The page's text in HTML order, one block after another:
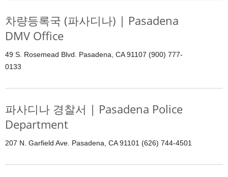
차량등록국 (파사디나) | Pasadena
DMV Office
49 S. Rosemead Blvd. Pasadena, CA 91107 (900) 777-
0133
파사디나 경찰서 | Pasadena Police
Department
207 N. Garfield Ave. Pasadena, CA 91101 (626) 744-4501